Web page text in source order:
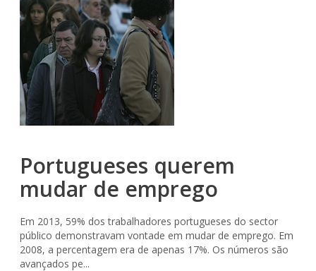
Portugueses querem
mudar de emprego
Em 2013, 59% dos trabalhadores portugueses do sector
público demonstravam vontade em mudar de emprego. Em
2008, a percentagem era de apenas 17%. Os números são
avançados pe...